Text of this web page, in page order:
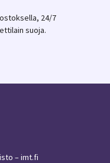
24/7
suoja.
– imt.fi